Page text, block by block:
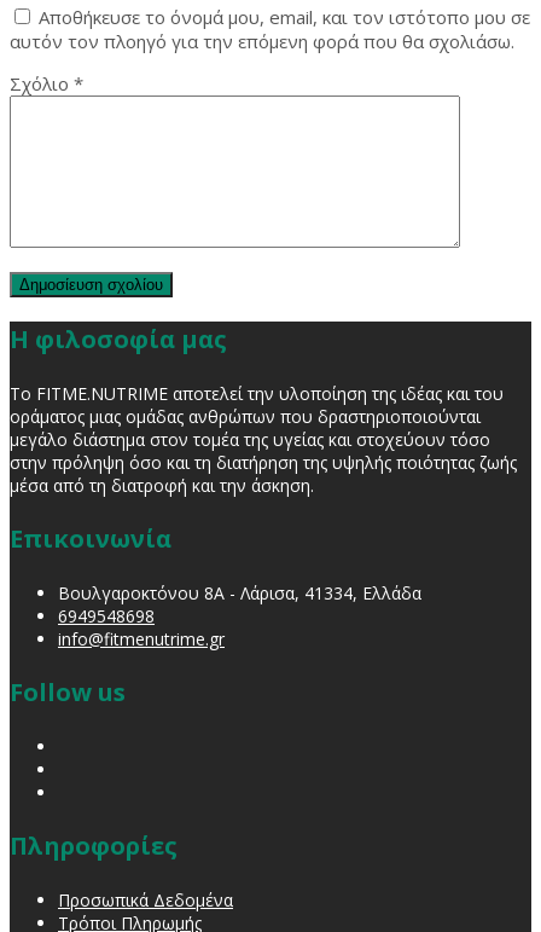
Αποθήκευσε το όνομά μου, email, και τον ιστότοπο μου σε
αυτόν τον πλοηγό για την επόμενη φορά που θα σχολιάσω.
Σχόλιο *
Η φιλοσοφία μας
Το FITME.NUTRIME αποτελεί την υλοποίηση της ιδέας και του
οράματος μιας ομάδας ανθρώπων που δραστηριοποιούνται
μεγάλο διάστημα στον τομέα της υγείας και στοχεύουν τόσο
στην πρόληψη όσο και τη διατήρηση της υψηλής ποιότητας ζωής
μέσα από τη διατροφή και την άσκηση.
Επικοινωνία
Βουλγαροκτόνου 8Α - Λάρισα, 41334, Ελλάδα
6949548698
info@fitmenutrime.gr
Follow us
Πληροφορίες
Προσωπικά Δεδομένα
Τρόποι Πληρωμής